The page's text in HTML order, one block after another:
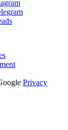
Privacy